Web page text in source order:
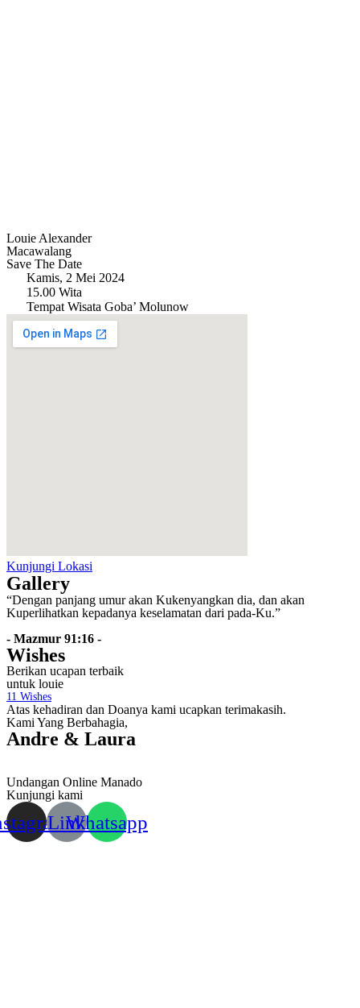
Louie Alexander
Macawalang
Save The Date
Kamis, 2 Mei 2024
15.00 Wita
Tempat Wisata Goba’ Molunow
Kunjungi Lokasi
Gallery
“Dengan panjang umur akan Kukenyangkan dia, dan akan
Kuperlihatkan kepadanya keselamatan dari pada-Ku.”
- Mazmur 91:16 -
Wishes
Berikan ucapan terbaik
untuk louie
11 Wishes
Atas kehadiran dan Doanya kami ucapkan terimakasih.
Kami Yang Berbahagia,
Andre & Laura
Undangan Online Manado
Kunjungi kami
LinkWhatsapp